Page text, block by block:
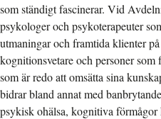
som ständigt fascinerar. Vid
psykologer och psykoterapeuter
utmaningar och framtida klienter
kognitionsvetare och personer
som är redo att omsätta sina
bidrar bland annat med
psykisk ohälsa, kognitiva